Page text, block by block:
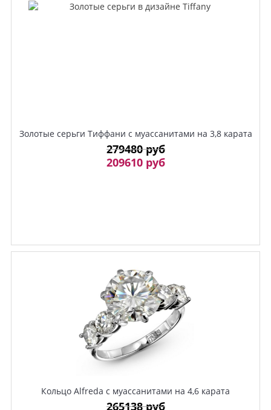
Золотые серьги Тиффани с муассанитами на 3,8 карата
279480 руб
209610 руб
Кольцо Alfreda с муассанитами на 4,6 карата
265138 руб